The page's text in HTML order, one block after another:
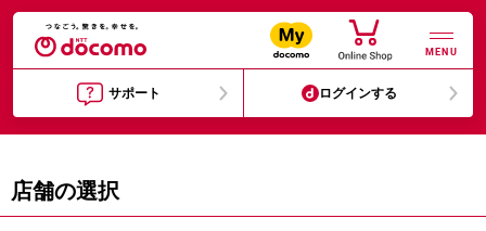
MENU
サポート ログインする
店舗の選択